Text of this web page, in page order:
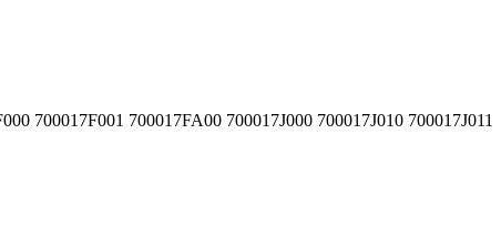
700017F001 700017FA00 700017J000 700017J010 700017J011